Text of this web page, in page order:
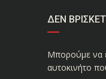
ΔΕΝ
Μπορούμε να
αυτοκινήτο